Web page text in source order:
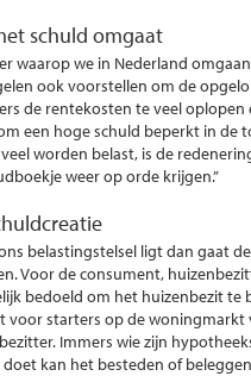
schuld omgaat
waarop we in Nederland
ook voorstellen om de
de rentekosten te veel
een hoge schuld beperkt in de
worden belast, is de
weer op orde krijgen.”
belastingstelsel ligt dan gaat
Voor de consument,
bedoeld om het huizenbezit te
starters op de woningmarkt
Immers wie zijn
kan het besteden of